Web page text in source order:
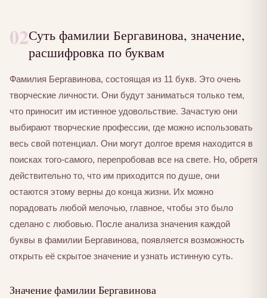
02Суть фамилии Бергавинова, значение,
расшифровка по буквам
Фамилия Бергавинова, состоящая из 11 букв. Это очень
творческие личности. Они будут заниматься только тем,
что приносит им истинное удовольствие. Зачастую они
выбирают творческие профессии, где можно использовать
весь свой потенциал. Они могут долгое время находится в
поисках того-самого, перепробовав все на свете. Но, обретя
действительно то, что им приходится по душе, они
остаются этому верны до конца жизни. Их можно
порадовать любой мелочью, главное, чтобы это было
сделано с любовью. После анализа значения каждой
буквы в фамилии Бергавинова, появляется возможность
открыть её скрытое значение и узнать истинную суть.
Значение фамилии Бергавинова